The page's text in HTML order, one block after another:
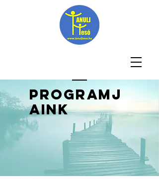
Programj
aink